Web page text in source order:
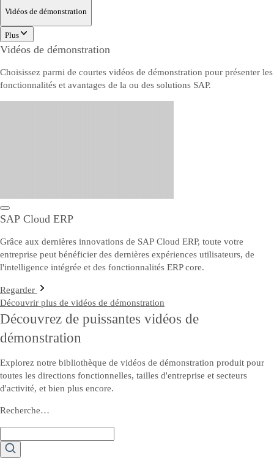
Vidéos de démonstration
Plus
Vidéos de démonstration
Choisissez parmi de courtes vidéos de démonstration pour présenter les
fonctionnalités et avantages de la ou des solutions SAP.
SAP Cloud ERP
Grâce aux dernières innovations de SAP Cloud ERP, toute votre
entreprise peut bénéficier des dernières expériences utilisateurs, de
l'intelligence intégrée et des fonctionnalités ERP core.
Regarder
Découvrir plus de vidéos de démonstration
Découvrez de puissantes vidéos de
démonstration
Explorez notre bibliothèque de vidéos de démonstration produit pour
toutes les directions fonctionnelles, tailles d'entreprise et secteurs
d'activité, et bien plus encore.
Recherche…